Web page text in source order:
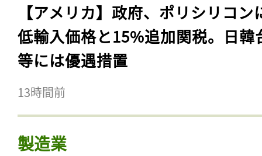
【アメリカ】政府、ポリシリコン
低輸入価格と15%追加関税。日韓
等には優遇措置
13時間前
製造業